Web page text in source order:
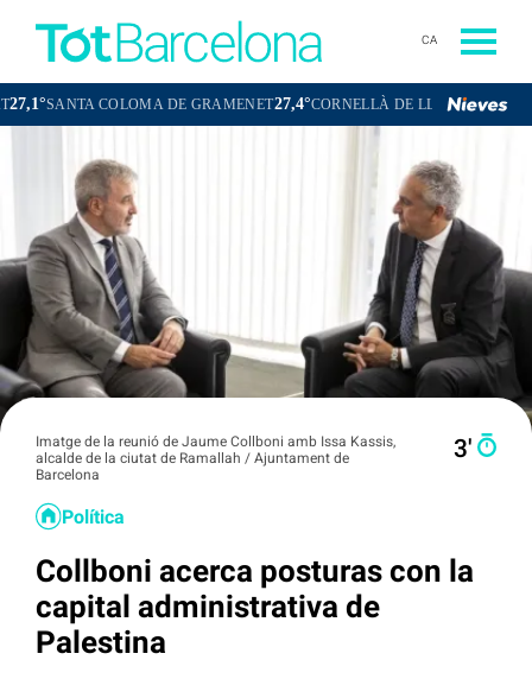
CA
SANTA COLOMA DE GRAMENET27,4°CORNELLÀ DE LLOBREGAT26,4°
Imatge de la reunió de Jaume Collboni amb Issa Kassis,
alcalde de la ciutat de Ramallah / Ajuntament de
Barcelona
3′
Política
Collboni acerca posturas con la
capital administrativa de
Palestina